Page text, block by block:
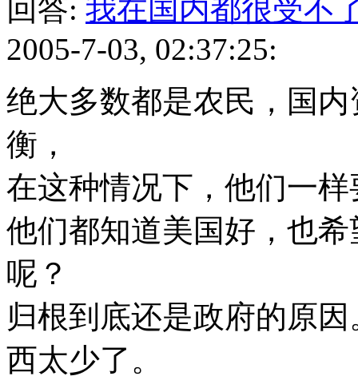
回答: 我在国内都很受不
2005-7-03, 02:37:25:
绝大多数都是农民，国
衡，
在这种情况下，他们一
他们都知道美国好，也
呢？
归根到底还是政府的原
西太少了。